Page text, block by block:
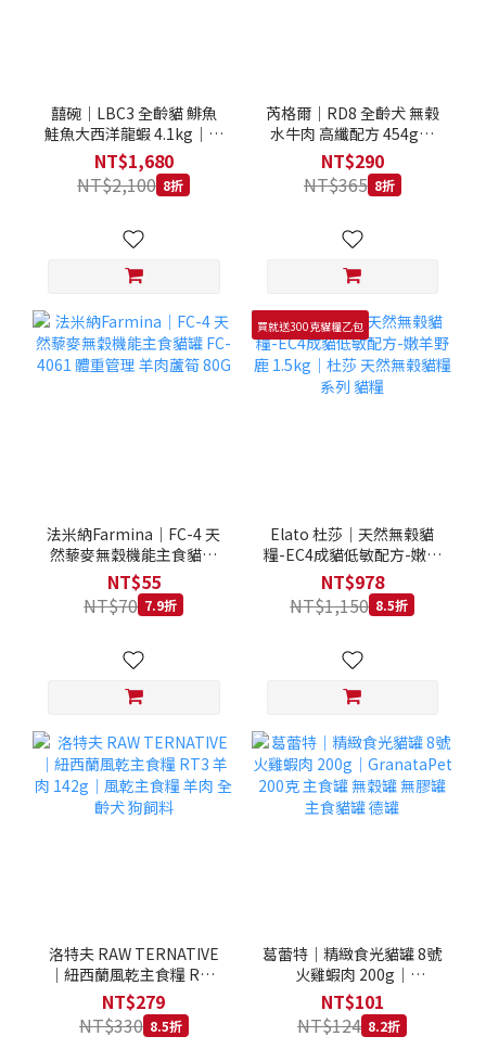
囍碗｜LBC3 全齡貓 鯡魚
鮭魚大西洋龍蝦 4.1kg｜加
拿大 Loveabowl 天然無穀
糧 4.1公斤 成貓 無穀貓飼
料
NT$1,680
NT$2,100 8折
芮格爾｜RD8 全齡犬 無榖
水牛肉 高纖配方 454g｜
REGAL 天然犬糧 狗飼料
NT$290
NT$365 8折
法米納Farmina｜FC-4 天
然藜麥無穀機能主食貓罐
FC-4061 體重管理 羊肉蘆
筍 80G
NT$55
NT$70 7.9折
買就送300克貓糧乙包
Elato 杜莎｜天然無榖貓
糧-EC4成貓低敏配方-嫩羊
野鹿 1.5kg｜杜莎 天然無
榖貓糧系列 貓糧
NT$978
NT$1,150 8.5折
洛特夫 RAW TERNATIVE
｜紐西蘭風乾主食糧 RT3
羊肉 142g｜風乾主食糧 羊
肉 全齡犬 狗飼料
NT$279
NT$330 8.5折
葛蕾特｜精緻食光貓罐 8號
火雞蝦肉 200g｜
GranataPet 200克 主食罐
無穀罐 無膠罐 主食貓罐 德
罐
NT$101
NT$124 8.2折